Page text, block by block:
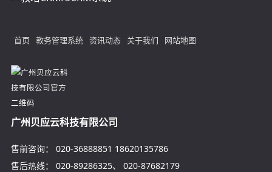
首页 教务管理系统 资讯动态 关于我们 网站地图
广州贝应云科技有限公司
售前咨询： 020-36888851 18620135786
售后热线：
020-89286325、 020-87682179